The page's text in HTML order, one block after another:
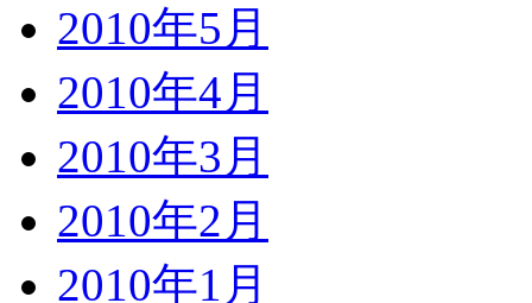
2010年5月
2010年4月
2010年3月
2010年2月
2010年1月